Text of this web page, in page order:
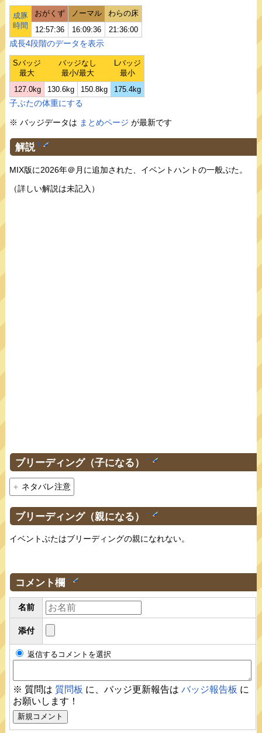
成豚
時間
おがくず ノーマル
わらの床
12:57:36
16:09:36 21:36:00
成長4段階のデータを表示
Sバッジ
最大
バッジなし
最小/最大
Lバッジ
最小
127.0kg
130.6kg 150.8kg 175.4kg
子ぶたの体重にする
※ バッジデータは まとめページ が最新です
解説 †
MIX版に2026年＠月に追加された、イベントハントの一般ぶた。
（詳しい解説は未記入）
ブリーディング（子になる） †
ネタバレ注意
ブリーディング（親になる） †
イベントぶたはブリーディングの親になれない。
コメント欄 †
名前
添付
返信するコメントを選択
※ 質問は 質問板 に、バッジ更新報告はバッジ報告板 に
お願いします！